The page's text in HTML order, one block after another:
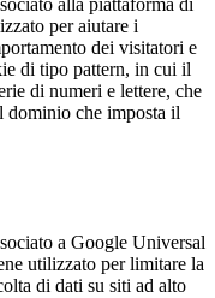
alla piattaforma di
per aiutare i
dei visitatori e
di tipo pattern, in cui il
di numeri e lettere, che
dominio che imposta il
a Google Universal
utilizzato per limitare la
di dati su siti ad alto